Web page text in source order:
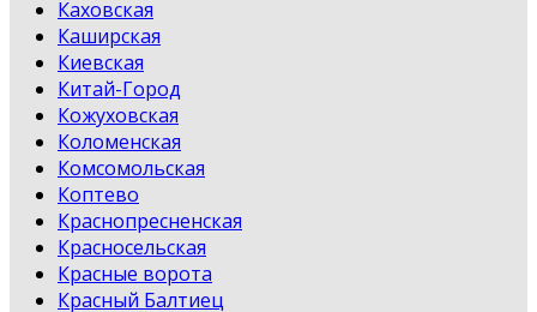
Каховская
Каширская
Киевская
Китай-Город
Кожуховская
Коломенская
Комсомольская
Коптево
Краснопресненская
Красносельская
Красные ворота
Красный Балтиец